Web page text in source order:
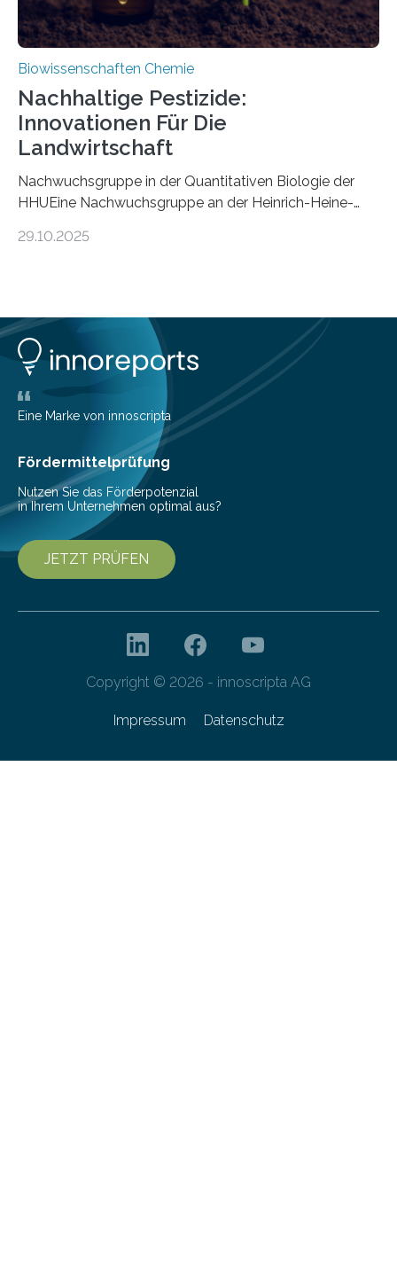
Biowissenschaften Chemie
Nachhaltige Pestizide:
Innovationen Für Die
Landwirtschaft
Nachwuchsgruppe in der Quantitativen Biologie der
HHUEine Nachwuchsgruppe an der Heinrich-Heine-
fünf Jahren erforschen, wie Bakterien auf
Insektenblume. Das Bundesministerium für Forschung,
Technologie und Raumfahrt (BMFTR) fördert das
Projekt im Rahmen der Nationalen
Bioökonomiestrategie mit rund 2,7 Millionen Euro.
Pestizide sind äußerst wichtig, um die globale
Ernährung zu sichern. Ohne sie besteht die weltweite
Gefahr erheblicher…
29.10.2025
Eine Marke von innoscripta
Fördermittelprüfung
Nutzen Sie das Förderpotenzial
in Ihrem Unternehmen optimal aus?
JETZT PRÜFEN
Copyright © 2026 - innoscripta AG
Impressum Datenschutz